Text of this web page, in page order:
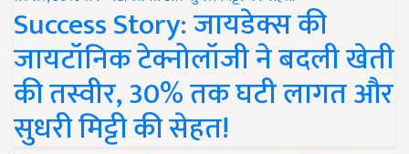
Success Story: जायडेक्स की
जायटॉनिक टेक्नोलॉजी ने बदली खेती
की तस्वीर, 30% तक घटी लागत और
सुधरी मिट्टी की सेहत!